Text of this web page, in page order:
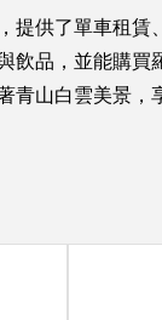
提供了單車租賃
飲品，並能購買
青山白雲美景，